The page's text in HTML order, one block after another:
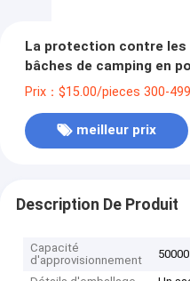
La protection contre les
bâches de camping en
Prix：$15.00/pieces 300-
meilleur prix
Description De Produit
Capacité
d'approvisionnement